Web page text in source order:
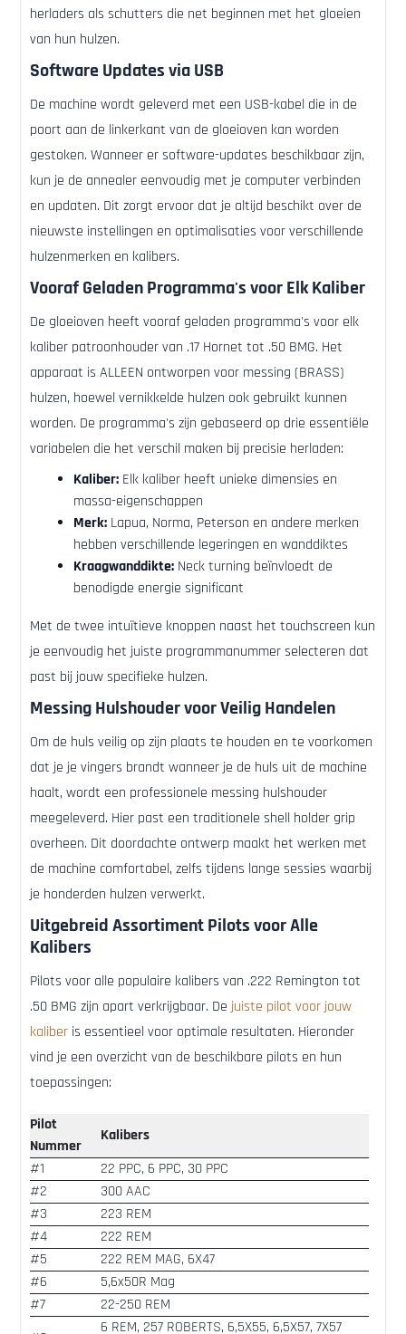
herladers als schutters die net beginnen met het gloeien
van hun hulzen.
Software Updates via USB
De machine wordt geleverd met een USB-kabel die in de
poort aan de linkerkant van de gloeioven kan worden
gestoken. Wanneer er software-updates beschikbaar zijn,
kun je de annealer eenvoudig met je computer verbinden
en updaten. Dit zorgt ervoor dat je altijd beschikt over de
nieuwste instellingen en optimalisaties voor verschillende
hulzenmerken en kalibers.
Vooraf Geladen Programma's voor Elk Kaliber
De gloeioven heeft vooraf geladen programma's voor elk
kaliber patroonhouder van .17 Hornet tot .50 BMG. Het
apparaat is ALLEEN ontworpen voor messing (BRASS)
hulzen, hoewel vernikkelde hulzen ook gebruikt kunnen
worden. De programma's zijn gebaseerd op drie essentiële
variabelen die het verschil maken bij precisie herladen:
Kaliber: Elk kaliber heeft unieke dimensies en
massa-eigenschappen
Merk: Lapua, Norma, Peterson en andere merken
hebben verschillende legeringen en wanddiktes
Kraagwanddikte: Neck turning beïnvloedt de
benodigde energie significant
Met de twee intuïtieve knoppen naast het touchscreen kun
je eenvoudig het juiste programmanummer selecteren dat
past bij jouw specifieke hulzen.
Messing Hulshouder voor Veilig Handelen
Om de huls veilig op zijn plaats te houden en te voorkomen
dat je je vingers brandt wanneer je de huls uit de machine
haalt, wordt een professionele messing hulshouder
meegeleverd. Hier past een traditionele shell holder grip
overheen. Dit doordachte ontwerp maakt het werken met
de machine comfortabel, zelfs tijdens lange sessies waarbij
je honderden hulzen verwerkt.
Uitgebreid Assortiment Pilots voor Alle
Kalibers
Pilots voor alle populaire kalibers van .222 Remington tot
.50 BMG zijn apart verkrijgbaar. De juiste pilot voor jouw
kaliber is essentieel voor optimale resultaten. Hieronder
vind je een overzicht van de beschikbare pilots en hun
toepassingen:
Pilot
Nummer
Kalibers
#1
22 PPC, 6 PPC, 30 PPC
#2
300 AAC
#3
223 REM
#4
222 REM
#5
222 REM MAG, 6X47
#6
5,6x50R Mag
#7
22-250 REM
6 REM, 257 ROBERTS, 6,5X55, 6,5X57, 7X57